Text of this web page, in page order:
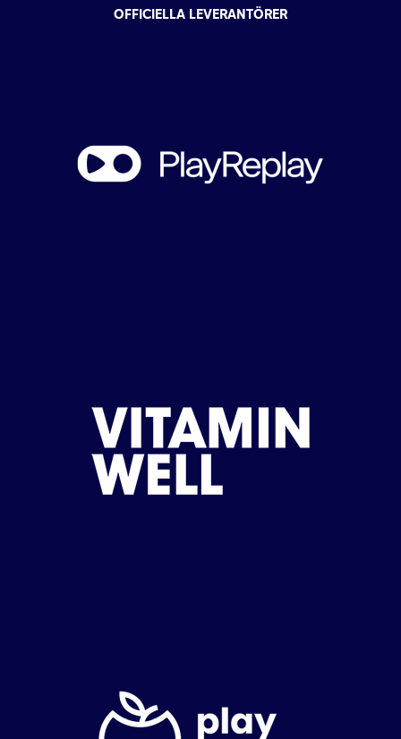
OFFICIELLA LEVERANTÖRER